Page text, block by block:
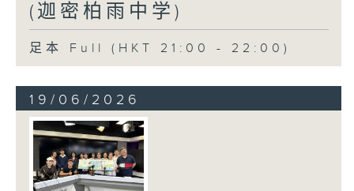
(迦密柏雨中学)
足本 Full (HKT 21:00 - 22:00)
19/06/2026